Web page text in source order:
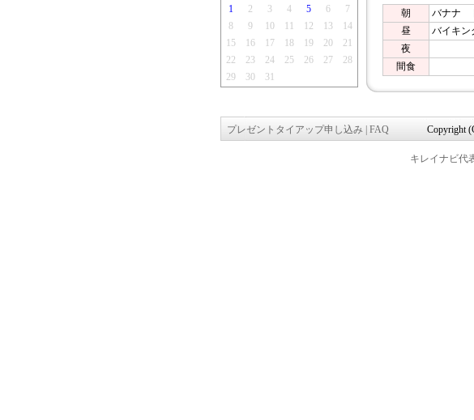
1
2 3 4 5 6
7
8
9 10 11 12 13
14
15
16 17 18 19 20
21
22
23 24 25 26 27
28
29
30 31
朝
バナナ
昼
バイキン
夜
間食
プレゼントタイアップ申し込み FAQ Copyright
キレイナビ代